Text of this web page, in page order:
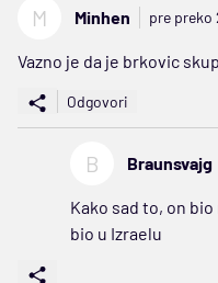
M Minhen pre preko
Vazno je da je brkovic
Odgovori
B Braunsvajg
Kako sad to, on
bio u Izraelu